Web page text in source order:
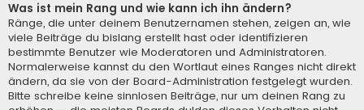
Was ist mein Rang und wie kann ich ihn ändern?
Ränge, die unter deinem Benutzernamen stehen, zeigen an, wie
viele Beiträge du bislang erstellt hast oder identifizieren
bestimmte Benutzer wie Moderatoren und Administratoren.
Normalerweise kannst du den Wortlaut eines Ranges nicht direkt
ändern, da sie von der Board-Administration festgelegt wurden.
Bitte schreibe keine sinnlosen Beiträge, nur um deinen Rang zu